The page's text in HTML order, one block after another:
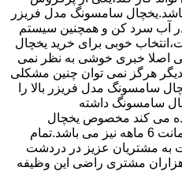
سامسونگ مدل فریزر
بیش از 2 لیتر آب در آب سرد کن و همچنین سیستم
خوبی برای خرید یخچال
اصلا خبری خوشی به نظر نمی
هرگز نمی توان چنین مشکلی
سامسونگ مدل فریزر بالا را
سامسونگ داشته
می کند مخصوص یخچال
سامسونگ می باشد که دارای ضمانت 6 ماهه نیز می باشد.تمام
به مشتریان عزیز در دردشت
مشتری راضی این وظیفه